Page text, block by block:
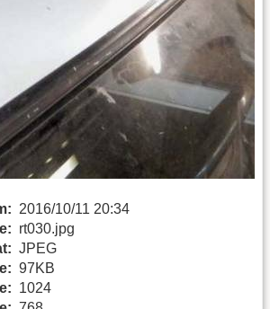
2016/10/11 20:34
rt030.jpg
JPEG
97KB
1024